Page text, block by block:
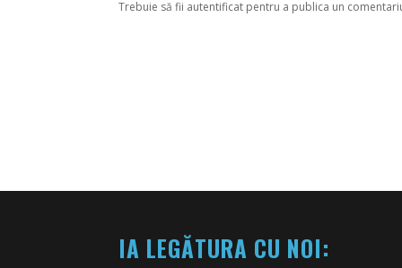
Trebuie să fii autentificat pentru a publica un
IA LEGĂTURA CU NOI: